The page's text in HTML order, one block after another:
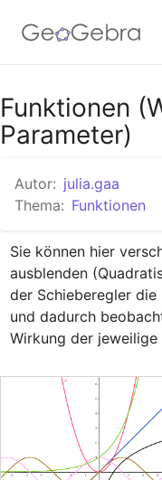
Google Classroom
Funktionen
Parameter)
Autor: julia.gaa
Thema: Funktionen
Sie können hier
ausblenden
der Schieberegler die
und dadurch
Wirkung der jeweilige